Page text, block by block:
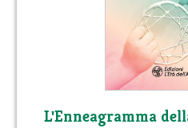
L'Enneagramma